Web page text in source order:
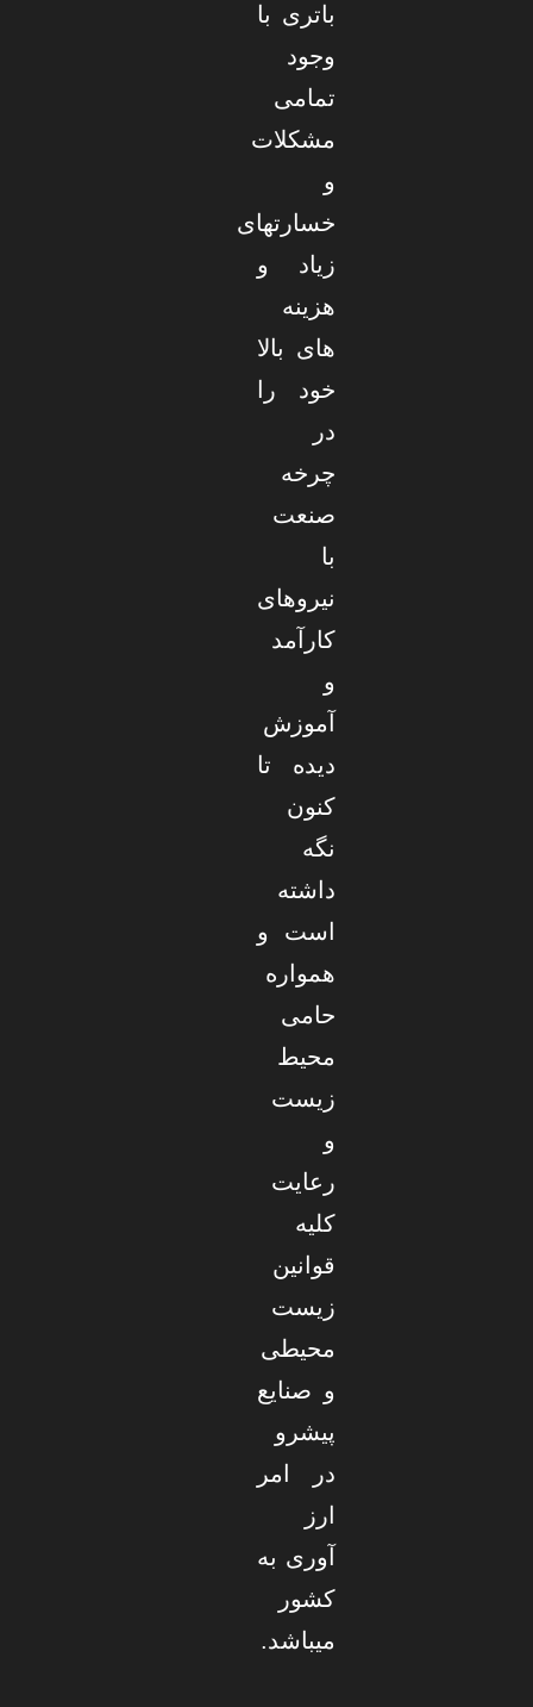
باتری با
وجود
تمامی
مشکلات
و
خسارتهای
زیاد و
هزینه
های بالا
خود را
در
چرخه
صنعت
با
نیروهای
کارآمد
و
آموزش
دیده تا
کنون
نگه
داشته
است و
همواره
حامی
محیط
زیست
و
رعایت
کلیه
قوانین
زیست
محیطی
و صنایع
پیشرو
در امر
ارز
آوری به
کشور
میباشد.